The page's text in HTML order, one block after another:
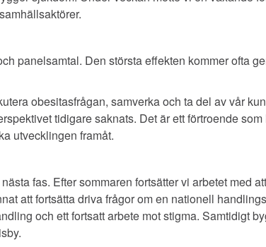
panelsamtal. Den största effekten kommer ofta
obesitasfrågan, samverka och ta del av vår
tidigare saknats. Det är ett förtroende
utvecklingen framåt.
fas. Efter sommaren fortsätter vi arbetet med
att fortsätta driva frågor om en nationell
och ett fortsatt arbete mot stigma. Samtidigt